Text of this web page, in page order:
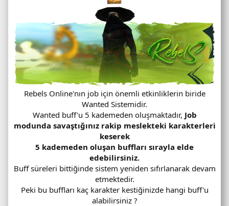
Rebels Online'nın job için önemli etkinliklerin biride
Wanted Sistemidir.
Wanted buff'u 5 kademeden oluşmaktadır, Job
modunda savaştığınız rakip meslekteki karakterleri
keserek
5 kademeden oluşan buffları sırayla elde
edebilirsiniz.
Buff süreleri bittiğinde sistem yeniden sıfırlanarak devam
etmektedir.
Peki bu buffları kaç karakter kestiğinizde hangi buff'u
alabilirsiniz ?